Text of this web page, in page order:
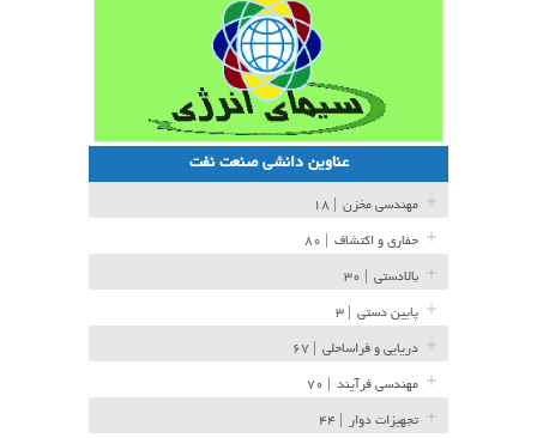
عناوین دانشی صنعت نفت
مهندسی مخزن
حفاری و اکتشاف
بالادستی
پایین دستی
دریایی و فراساحلی
مهندسی فرآیند
تجهیزات دوار